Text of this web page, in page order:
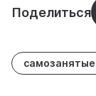
самозанятые